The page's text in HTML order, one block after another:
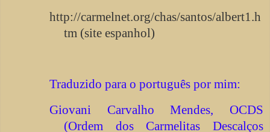
http://carmelnet.org/chas/santos/albert1.h
tm (site espanhol)
Traduzido para o português por mim:
Giovani Carvalho Mendes, OCDS
(Ordem dos Carmelitas Descalços